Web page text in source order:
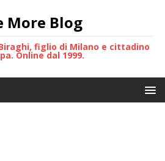
More Blog
figlio di Milano e cittadino
Online dal 1999.